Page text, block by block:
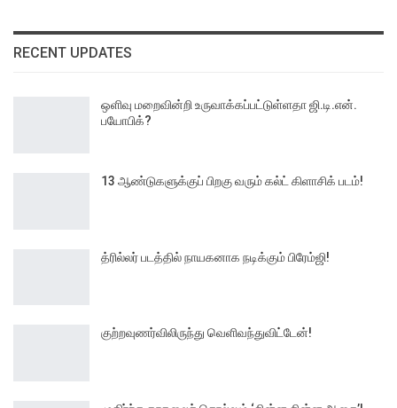
RECENT UPDATES
ஒளிவு மறைவின்றி உருவாக்கப்பட்டுள்ளதா ஜி.டி.என்.
பயோபிக்?
13 ஆண்டுகளுக்குப் பிறகு வரும் கல்ட் கிளாசிக் படம்!
த்ரில்லர் படத்தில் நாயகனாக நடிக்கும் பிரேம்ஜி!
குற்றவுணர்விலிருந்து வெளிவந்துவிட்டேன்!